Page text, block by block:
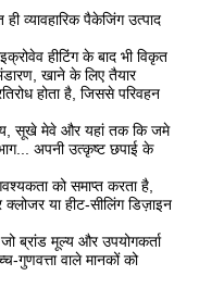
व्यावहारिक पैकेजिंग उत्पाद
हीटिंग के बाद भी विकृत
खाने के लिए तैयार
होता है, जिससे परिवहन
सूखे मेवे और यहां तक ​​कि जमे
अपनी उत्कृष्ट छपाई के
को समाप्त करता है,
या हीट-सीलिंग डिज़ाइन
ब्रांड मूल्य और उपयोगकर्ता
वाले मानकों को